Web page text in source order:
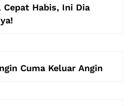
Habis, Ini Dia
Cuma Keluar Angin